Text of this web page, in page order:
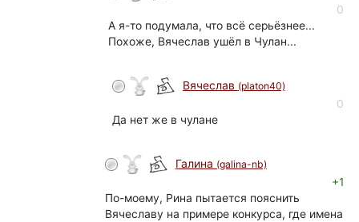
0
А я-то подумала, что всё серьёзнее...
Похоже, Вячеслав ушёл в Чулан...
Вячеслав (platon40)
0
Да нет же в чулане
Галина (galina-nb)
+1
По-моему, Рина пытается пояснить
Вячеславу на примере конкурса, где имена